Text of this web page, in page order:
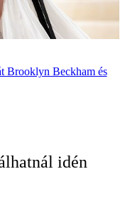
Brooklyn Beckham és
idén